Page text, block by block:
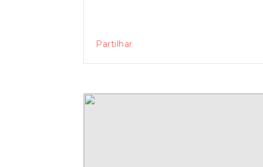
Partilhar